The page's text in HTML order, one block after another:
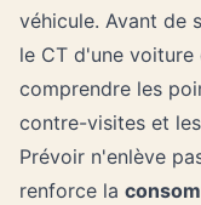
véhicule. Avant de
le CT d'une
comprendre les
contre-visites et
Prévoir n'enlève
renforce la